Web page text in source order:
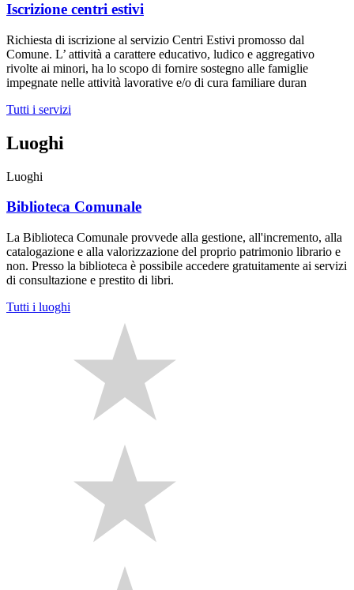
Iscrizione centri estivi
Richiesta di iscrizione al servizio Centri Estivi promosso dal
Comune. L’ attività a carattere educativo, ludico e aggregativo
rivolte ai minori, ha lo scopo di fornire sostegno alle famiglie
impegnate nelle attività lavorative e/o di cura familiare duran
Tutti i servizi
Luoghi
Luoghi
Biblioteca Comunale
La Biblioteca Comunale provvede alla gestione, all'incremento, alla
catalogazione e alla valorizzazione del proprio patrimonio librario e
non. Presso la biblioteca è possibile accedere gratuitamente ai servizi
di consultazione e prestito di libri.
Tutti i luoghi